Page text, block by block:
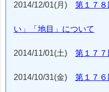
2014/12/01(月) 第１７
い」「地目」について
2014/11/01(土) 第１７７
2014/10/31(金) 第１７６